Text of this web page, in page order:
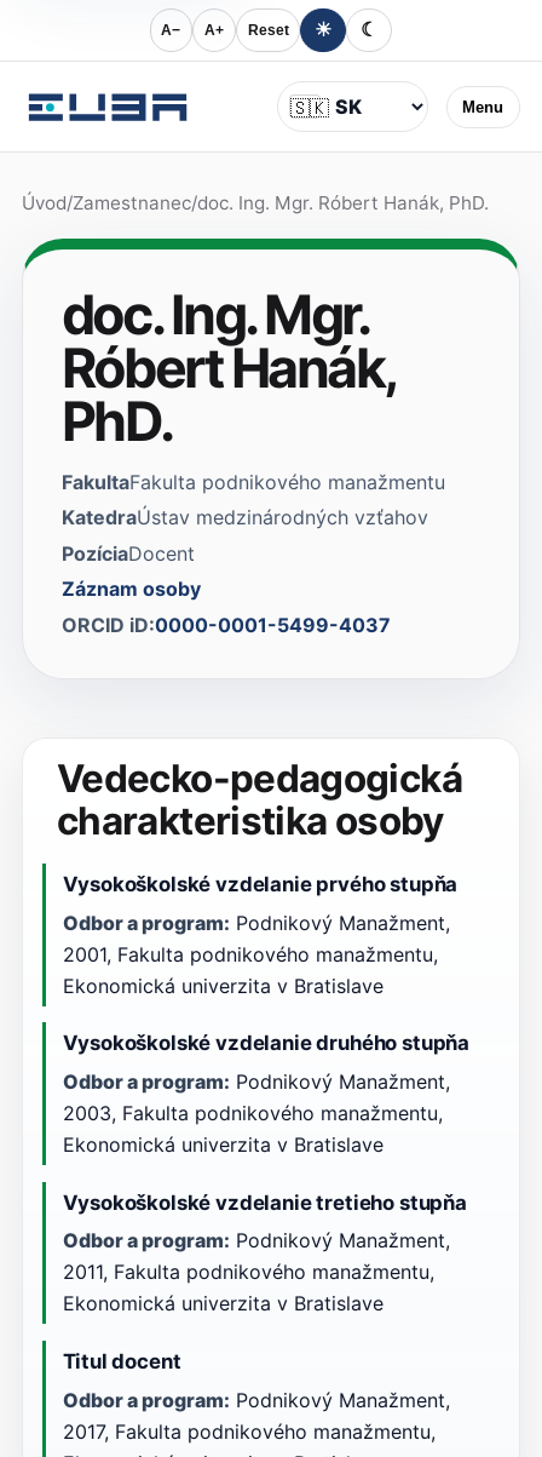
A− A+ Reset ☀ ☾
Menu
Jazyk
🇸🇰
Úvod/Zamestnanec/doc. Ing. Mgr. Róbert Hanák, PhD.
doc. Ing. Mgr.
Róbert Hanák,
PhD.
FakultaFakulta podnikového manažmentu
KatedraÚstav medzinárodných vzťahov
PozíciaDocent
Záznam osoby
ORCID iD:0000-0001-5499-4037
Vedecko-pedagogická
charakteristika osoby
Vysokoškolské vzdelanie prvého stupňa
Odbor a program: Podnikový Manažment,
2001, Fakulta podnikového manažmentu,
Ekonomická univerzita v Bratislave
Vysokoškolské vzdelanie druhého stupňa
Odbor a program: Podnikový Manažment,
2003, Fakulta podnikového manažmentu,
Ekonomická univerzita v Bratislave
Vysokoškolské vzdelanie tretieho stupňa
Odbor a program: Podnikový Manažment,
2011, Fakulta podnikového manažmentu,
Ekonomická univerzita v Bratislave
Titul docent
Odbor a program: Podnikový Manažment,
2017, Fakulta podnikového manažmentu,